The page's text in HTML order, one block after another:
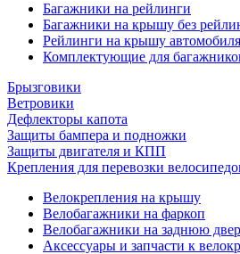
Багажники на рейлинги
Багажники на крышу без
Рейлинги на крышу автомобиля
Комплектующие для
Брызговики
Ветровики
Дефлекторы капота
Защиты бампера и подножки
Защиты двигателя и КПП
Крепления для перевозки
Велокрепления на крышу
Велобагажники на фаркоп
Велобагажники на заднюю
Аксессуары и запчасти к